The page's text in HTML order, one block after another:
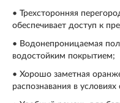
• Трехсторонняя
обеспечивает доступ к
• Водонепроницаемая
водостойким покрытием;
• Хорошо заметная
распознавания в